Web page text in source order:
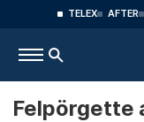
TELEX AFTER
Felpörgette